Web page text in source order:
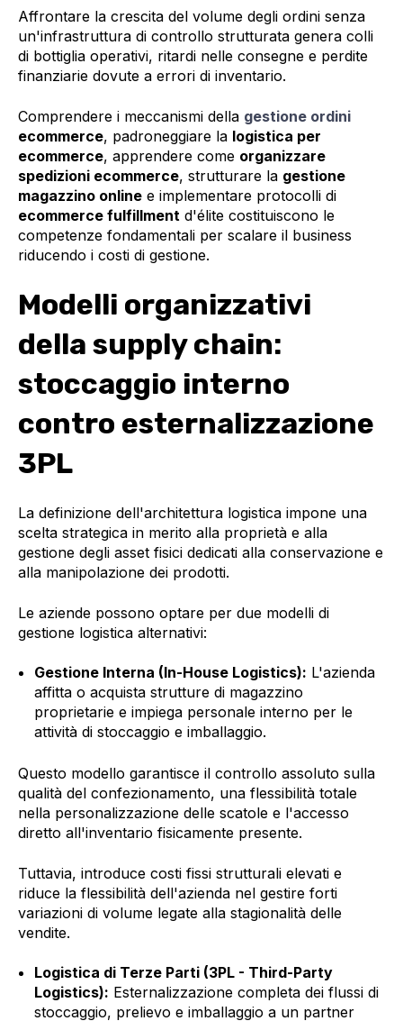
Affrontare la crescita del volume degli ordini senza
un'infrastruttura di controllo strutturata genera colli
di bottiglia operativi, ritardi nelle consegne e perdite
finanziarie dovute a errori di inventario.
Comprendere i meccanismi della gestione ordini
ecommerce, padroneggiare la logistica per
ecommerce, apprendere come organizzare
spedizioni ecommerce, strutturare la gestione
magazzino online e implementare protocolli di
ecommerce fulfillment d'élite costituiscono le
competenze fondamentali per scalare il business
riducendo i costi di gestione.
Modelli organizzativi
della supply chain:
stoccaggio interno
contro esternalizzazione
3PL
La definizione dell'architettura logistica impone una
scelta strategica in merito alla proprietà e alla
gestione degli asset fisici dedicati alla conservazione e
alla manipolazione dei prodotti.
Le aziende possono optare per due modelli di
gestione logistica alternativi:
Gestione Interna (In-House Logistics): L'azienda
affitta o acquista strutture di magazzino
proprietarie e impiega personale interno per le
attività di stoccaggio e imballaggio.
Questo modello garantisce il controllo assoluto sulla
qualità del confezionamento, una flessibilità totale
nella personalizzazione delle scatole e l'accesso
diretto all'inventario fisicamente presente.
Tuttavia, introduce costi fissi strutturali elevati e
riduce la flessibilità dell'azienda nel gestire forti
variazioni di volume legate alla stagionalità delle
vendite.
Logistica di Terze Parti (3PL - Third-Party
Logistics): Esternalizzazione completa dei flussi di
stoccaggio, prelievo e imballaggio a un partner